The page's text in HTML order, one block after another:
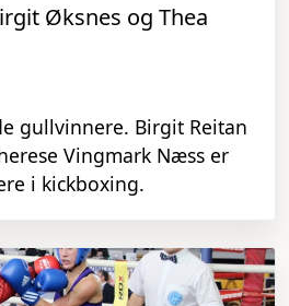
Øksnes og Thea
gullvinnere. Birgit Reitan
Vingmark Næss er
i kickboxing.